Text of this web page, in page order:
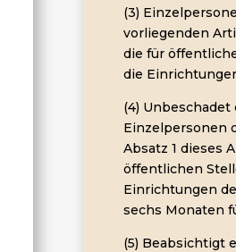
(3)
vorliegenden
die für
die
(4) Unbeschadet
Einzelpersonen
Absatz 1 dieses
öffentlichen
Einrichtungen
sechs Monaten
(5) Beabsichtigt